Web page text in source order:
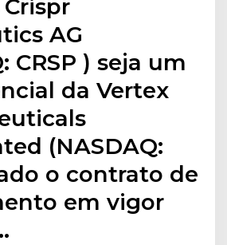
AG
CRSP ) seja um
da Vertex
(NASDAQ:
o contrato de
em vigor